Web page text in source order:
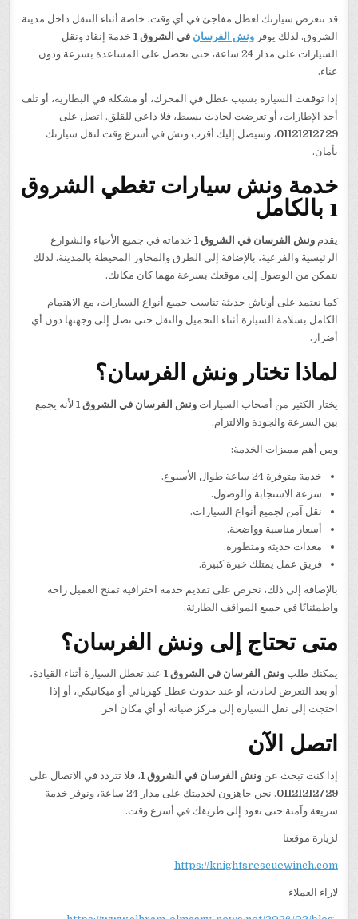
قد تتعرض سيارتك لعطل مفاجئ في أي وقت، خاصة أثناء التنقل داخل مدينة
الشروق. لذلك يوفرونش الفرسان في الشروق 1
خدمة إنقاذ ونقل
السيارات على مدار 24 ساعة، حتى تحصل على المساعدة بسرعة ودون
عناء.
إذا توقفت السيارة بسبب عطل في المحرك، أو مشكلة في البطارية، أو تلف
أحد الإطارات، أو تعرضت لحادث بسيط، فلا داعي للقلق. اتصل على
01121212729، وسيصل إليك أقرب ونش في أسرع وقت لنقل سيارتك
بأمان.
خدمة ونش سيارات تغطي الشروق
1 بالكامل
يقدمونش الفرسان في الشروق 1 خدماته في جميع الأحياء والشوارع
الرئيسية والفرعية، بالإضافة إلى الطرق والمحاور المحيطة بالمدينة. لذلك
نتمكن من الوصول إلى موقعك بسرعة مهما كان مكانك.
كما نعتمد على أوناش حديثة تناسب جميع أنواع السيارات، مع الاهتمام
الكامل بسلامة السيارة أثناء التحميل والنقل حتى تصل إلى وجهتها دون أي
أضرار.
لماذا تختار ونش الفرسان؟
يختار الكثير من أصحاب السياراتونش الفرسان في الشروق 1
لأنه يجمع
بين السرعة والجودة والالتزام.
ومن أهم مميزات الخدمة:
خدمة متوفرة 24 ساعة طوال الأسبوع.
سرعة الاستجابة والوصول.
نقل آمن لجميع أنواع السيارات.
أسعار مناسبة وواضحة.
معدات حديثة ومتطورة.
فريق عمل يمتلك خبرة كبيرة.
بالإضافة إلى ذلك، نحرص على تقديم خدمة احترافية تمنح العميل راحة
واطمئنانًا في جميع المواقف الطارئة.
متى تحتاج إلى ونش الفرسان؟
يمكنك طلبونش الفرسان في الشروق 1 عند تعطل السيارة أثناء القيادة،
أو بعد التعرض لحادث، أو عند حدوث عطل كهربائي أو ميكانيكي، أو إذا
احتجت إلى نقل السيارة إلى مركز صيانة أو أي مكان آخر.
اتصل الآن
إذا كنت تبحث عنونش الفرسان في الشروق 1 ، فلا تتردد في الاتصال على
01121212729
. نحن جاهزون لخدمتك على مدار 24 ساعة، ونوفر خدمة
سريعة وآمنة حتى تعود إلى طريقك في أسرع وقت.
لزيارة موقعنا
https://knightsrescuewinch.com
لاراء العملاء